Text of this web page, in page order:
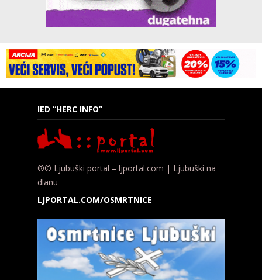
IED “HERC INFO”
®© Ljubuški portal – ljportal.com | Ljubuški na
dlanu
LJPORTAL.COM/OSMRTNICE